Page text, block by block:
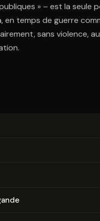
» – est la seule
en temps de guerre
sans violence,